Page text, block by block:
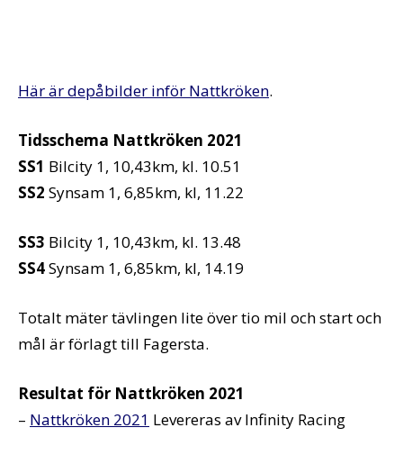
Här är depåbilder inför Nattkröken.
Tidsschema Nattkröken 2021
SS1 Bilcity 1, 10,43km, kl. 10.51
SS2 Synsam 1, 6,85km, kl, 11.22
SS3 Bilcity 1, 10,43km, kl. 13.48
SS4Synsam 1, 6,85km, kl, 14.19
Totalt mäter tävlingen lite över tio mil och start och
mål är förlagt till Fagersta.
Resultat för Nattkröken 2021
– Nattkröken 2021 Levereras av Infinity Racing